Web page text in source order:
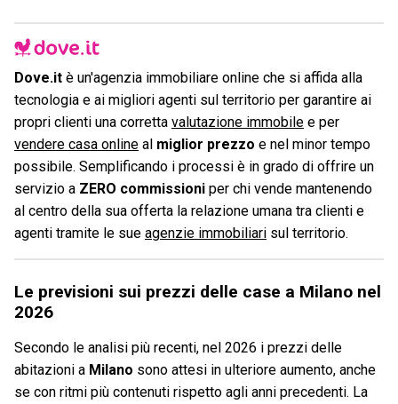
Dove.it è un'agenzia immobiliare online che si affida alla
tecnologia e ai migliori agenti sul territorio per garantire ai
propri clienti una corretta valutazione immobile e per
vendere casa online al miglior prezzo e nel minor tempo
possibile. Semplificando i processi è in grado di offrire un
servizio a ZERO commissioni per chi vende mantenendo
al centro della sua offerta la relazione umana tra clienti e
agenti tramite le sue agenzie immobiliari sul territorio.
Le previsioni sui prezzi delle case a Milano nel
2026
Secondo le analisi più recenti, nel 2026 i prezzi delle
abitazioni a Milano sono attesi in ulteriore aumento, anche
se con ritmi più contenuti rispetto agli anni precedenti. La